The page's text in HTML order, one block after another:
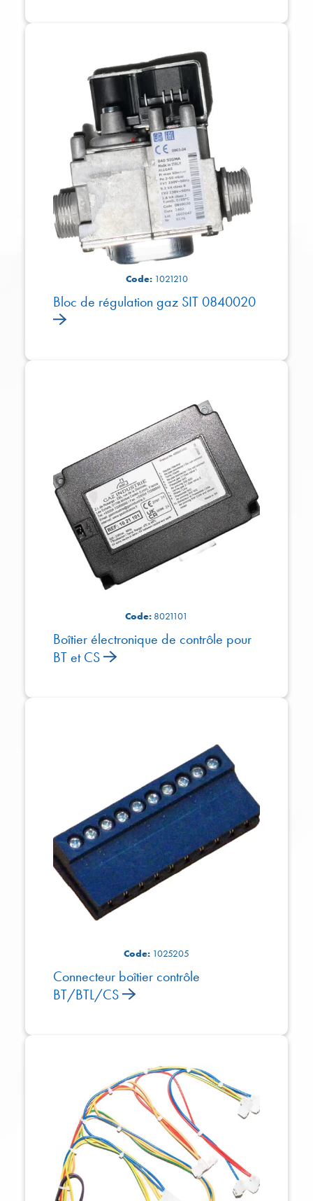
Code:1021210
Bloc de régulation gaz SIT 0840020
Code: 8021101
Boîtier électronique de contrôle pour
BT et CS
Code: 1025205
Connecteur boîtier contrôle
BT/BTL/CS